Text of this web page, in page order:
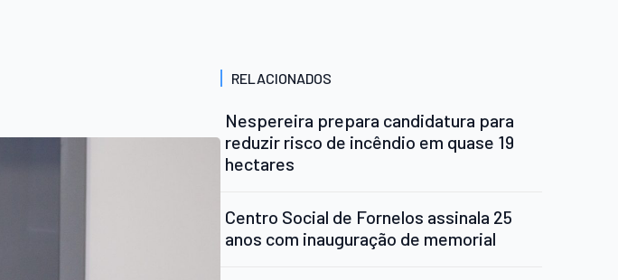
RELACIONADOS
Nespereira prepara candidatura para
reduzir risco de incêndio em quase 19
hectares
Centro Social de Fornelos assinala 25
anos com inauguração de memorial